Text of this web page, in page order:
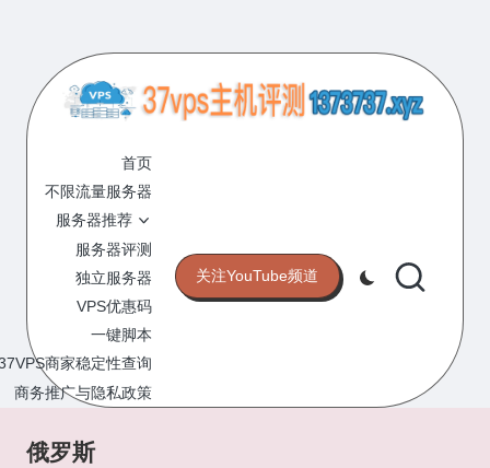
content
7
V
P
S
主
机
评
测
的
VPS
网
站
首页
不限流量服务器
服务器推荐
服务器评测
独立服务器
VPS优惠码
一键脚本
商家稳定性查询
商务推广与隐私政策
关注YouTube频道
俄罗斯